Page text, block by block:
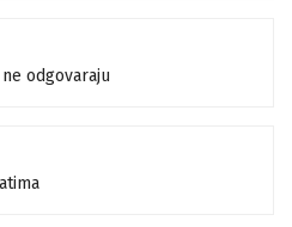
odgovaraju